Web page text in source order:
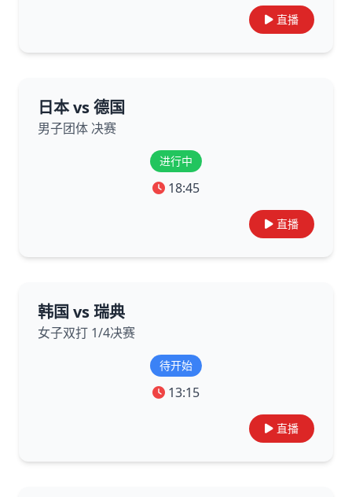
直播
日本 vs 德国
男子团体 决赛
进行中
18:45
直播
韩国 vs 瑞典
女子双打 1/4决赛
待开始
13:15
直播